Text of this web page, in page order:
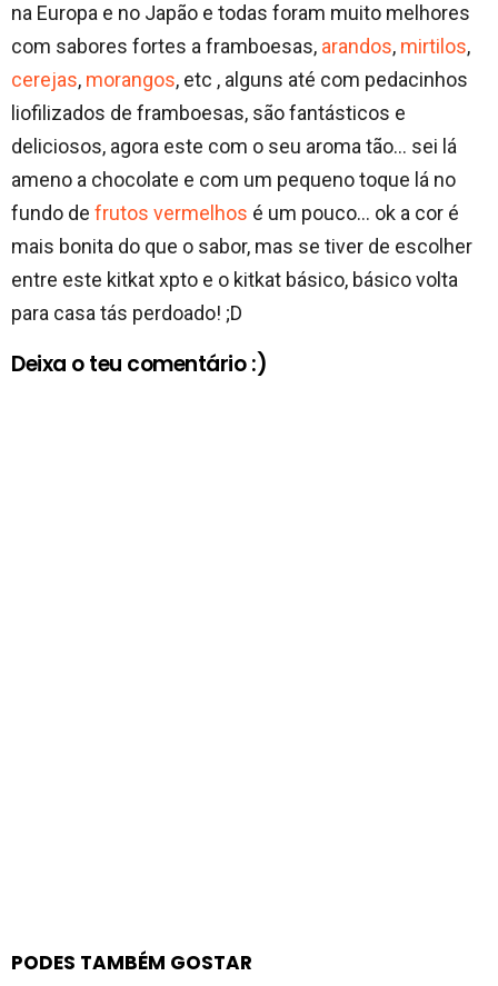
na Europa e no Japão e todas foram muito melhores
com sabores fortes a framboesas, arandos, mirtilos,
cerejas, morangos, etc , alguns até com pedacinhos
liofilizados de framboesas, são fantásticos e
deliciosos, agora este com o seu aroma tão… sei lá
ameno a chocolate e com um pequeno toque lá no
fundo de frutos vermelhos é um pouco… ok a cor é
mais bonita do que o sabor, mas se tiver de escolher
entre este kitkat xpto e o kitkat básico, básico volta
para casa tás perdoado! ;D
Deixa o teu comentário :)
PODES TAMBÉM GOSTAR